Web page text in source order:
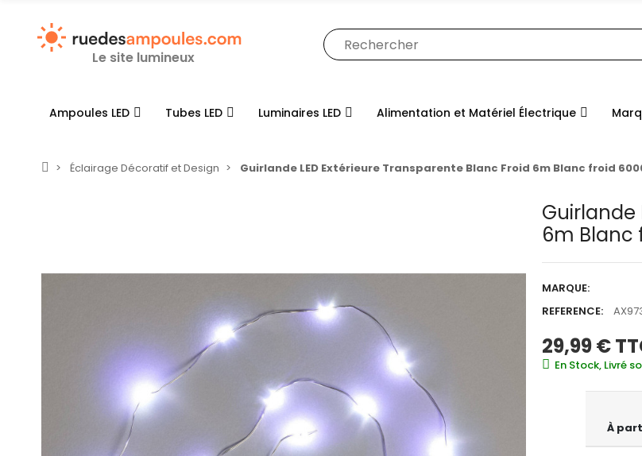
Le site lumineux
Ampoules LED Tubes LED Luminaires LED Alimentation et Matériel Électrique
Éclairage Décoratif et Design Guirlande LED Extérieure Transparente Blanc Froid 6m Blanc froid
Guirlande
6m Blanc
MARQUE:
REFERENCE:
29,99 €
En Stock, Livré
À